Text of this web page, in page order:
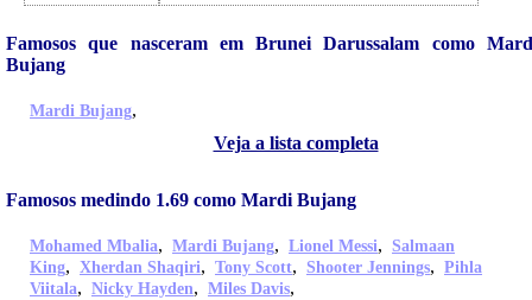
Famosos que nasceram em Brunei Darussalam como
Bujang
Mardi Bujang,
Veja a lista completa
Famosos medindo 1.69 como Mardi Bujang
Mohamed Mbalia, Mardi Bujang, Lionel Messi, Salmaan
King, Xherdan Shaqiri, Tony Scott, Shooter Jennings, Pihla
Viitala, Nicky Hayden, Miles Davis,